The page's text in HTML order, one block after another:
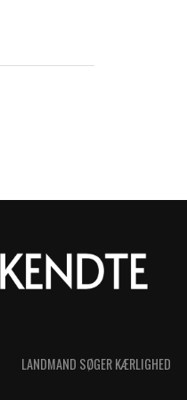
LANDMAND SØGER KÆRLIGHED